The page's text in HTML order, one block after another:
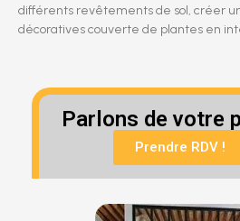
différents revêtements de sol, créer
décoratives couverte de plantes en
Parlons de votre
Prendre RDV !